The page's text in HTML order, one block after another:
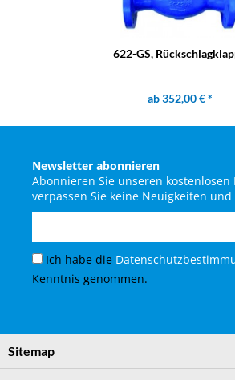
622-GS,
ab 352,00 € *
Newsletter abonnieren
Abonnieren Sie unseren
verpassen Sie keine Neuigkeiten und
Ich habe die
Kenntnis genommen.
Sitemap